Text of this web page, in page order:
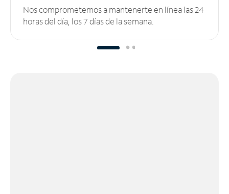
Nos comprometemos a mantenerte en línea las 24
horas del día, los 7 días de la semana.